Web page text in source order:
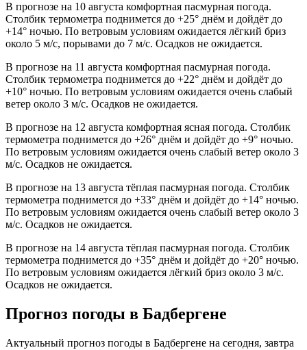
В прогнозе на 10 августа комфортная пасмурная погода.
Столбик термометра поднимется до +25° днём и дойдёт до
+14° ночью. По ветровым условиям ожидается лёгкий бриз
около 5 м/с, порывами до 7 м/с. Осадков не ожидается.
В прогнозе на 11 августа комфортная пасмурная погода.
Столбик термометра поднимется до +22° днём и дойдёт до
+10° ночью. По ветровым условиям ожидается очень слабый
ветер около 3 м/с. Осадков не ожидается.
В прогнозе на 12 августа комфортная ясная погода. Столбик
термометра поднимется до +26° днём и дойдёт до +9° ночью.
По ветровым условиям ожидается очень слабый ветер около 3
м/с. Осадков не ожидается.
В прогнозе на 13 августа тёплая пасмурная погода. Столбик
термометра поднимется до +33° днём и дойдёт до +14° ночью.
По ветровым условиям ожидается очень слабый ветер около 3
м/с. Осадков не ожидается.
В прогнозе на 14 августа тёплая пасмурная погода. Столбик
термометра поднимется до +35° днём и дойдёт до +20° ночью.
По ветровым условиям ожидается лёгкий бриз около 3 м/с.
Осадков не ожидается.
Прогноз погоды в Бадбергене
Актуальный прогноз погоды в Бадбергене на сегодня, завтра